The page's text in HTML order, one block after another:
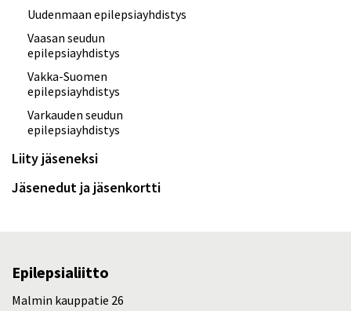
Uudenmaan epilepsiayhdistys
Vaasan seudun
epilepsiayhdistys
Vakka-Suomen
epilepsiayhdistys
Varkauden seudun
epilepsiayhdistys
Liity jäseneksi
Jäsenedut ja jäsenkortti
Epilepsialiitto
Malmin kauppatie 26